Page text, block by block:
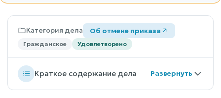
Категория дела Об отмене приказа
Гражданское Удовлетворено
Краткое содержание дела